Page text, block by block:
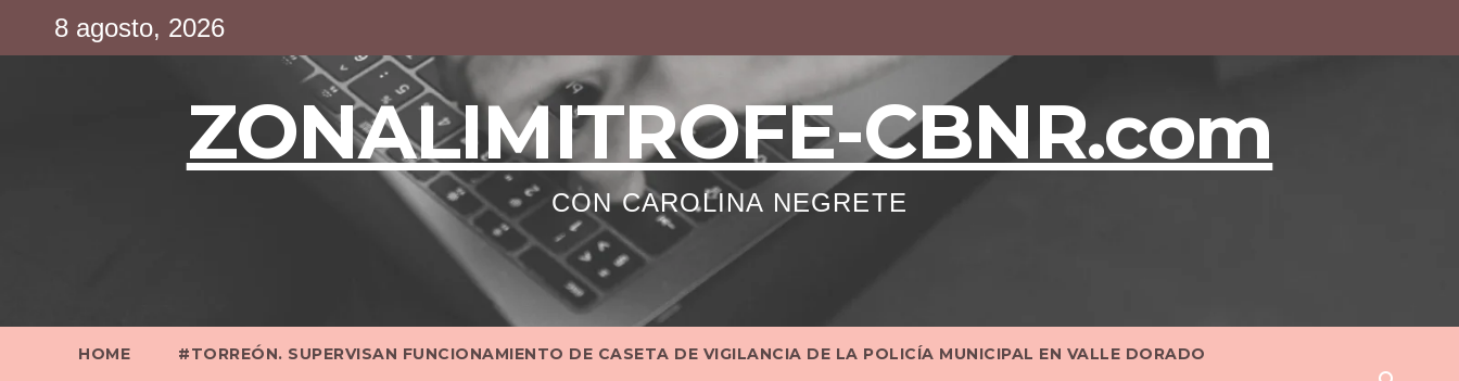
8 agosto, 2026
ZONALIMITROFE-CBNR.com
CON CAROLINA NEGRETE
HOME #TORREÓN. SUPERVISAN FUNCIONAMIENTO DE CASETA DE VIGILANCIA DE LA POLICÍA MUNICIPAL EN VALLE DORADO